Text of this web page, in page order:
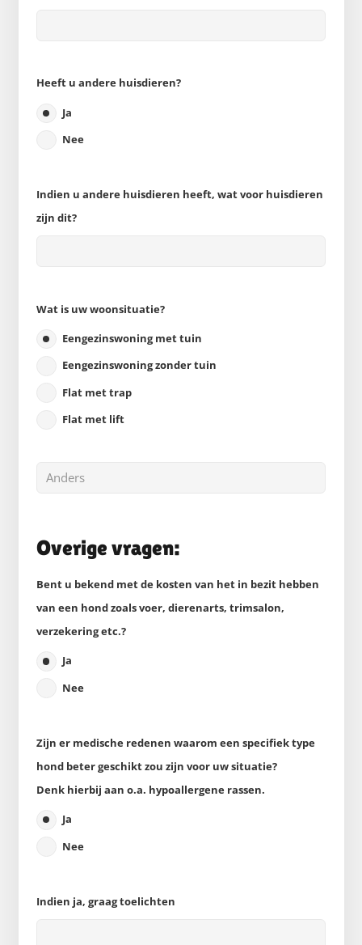
Heeft u andere huisdieren?
Ja
Nee
Indien u andere huisdieren heeft, wat voor huisdieren
zijn dit?
Wat is uw woonsituatie?
Eengezinswoning met tuin
Eengezinswoning zonder tuin
Flat met trap
Flat met lift
Overige vragen:
Bent u bekend met de kosten van het in bezit hebben
van een hond zoals voer, dierenarts, trimsalon,
verzekering etc.?
Ja
Nee
Zijn er medische redenen waarom een specifiek type
hond beter geschikt zou zijn voor uw situatie?
Denk hierbij aan o.a. hypoallergene rassen.
Ja
Nee
Indien ja, graag toelichten